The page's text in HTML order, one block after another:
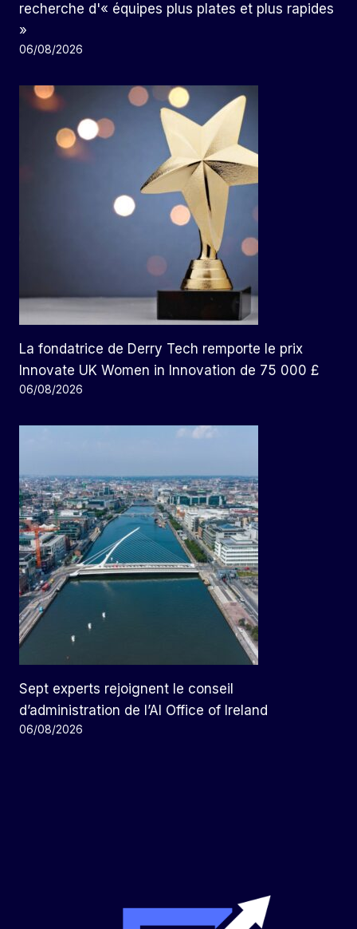
recherche d'« équipes plus plates et plus rapides
»
06/08/2026
La fondatrice de Derry Tech remporte le prix
Innovate UK Women in Innovation de 75 000 £
06/08/2026
Sept experts rejoignent le conseil
d’administration de l’AI Office of Ireland
06/08/2026